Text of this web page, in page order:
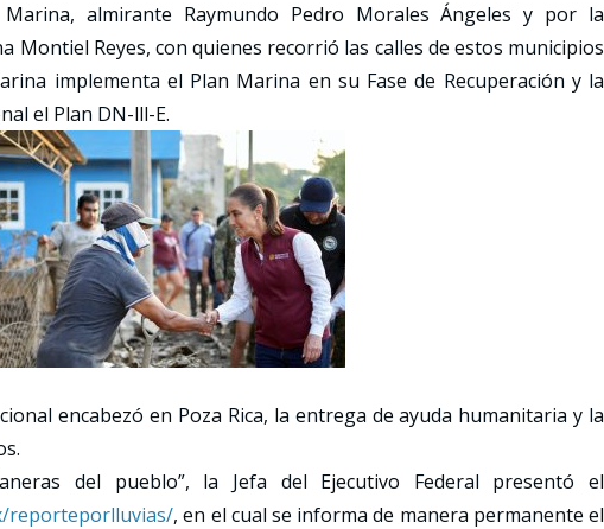
almirante Raymundo Pedro Morales Ángeles y por la
Montiel Reyes, con quienes recorrió las calles de estos municipios
implementa el Plan Marina en su Fase de Recuperación y la
el Plan DN-lll-E.
encabezó en Poza Rica, la entrega de ayuda humanitaria y la
del pueblo”, la Jefa del Ejecutivo Federal presentó el
reporteporlluvias/, en el cual se informa de manera permanente el